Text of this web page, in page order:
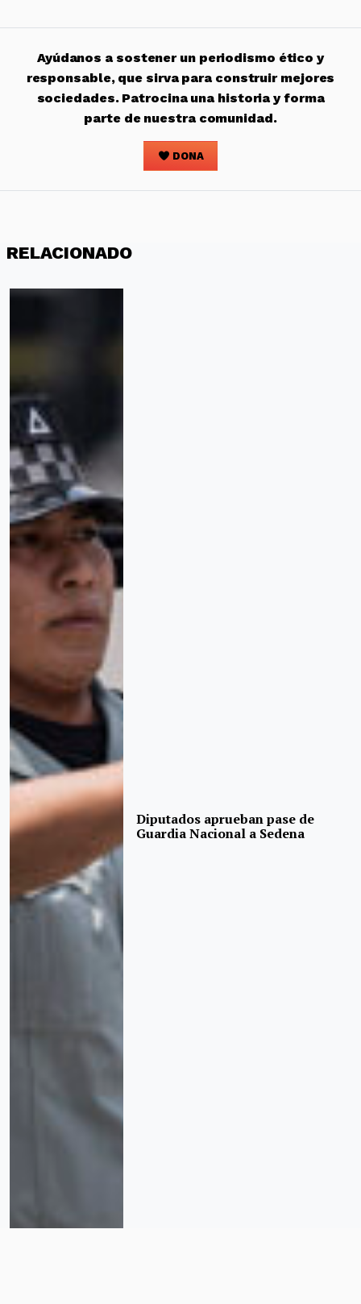
Ayúdanos a sostener un periodismo ético y
responsable, que sirva para construir mejores
sociedades. Patrocina una historia y forma
parte de nuestra comunidad.
DONA
RELACIONADO
Diputados aprueban pase de
Guardia Nacional a Sedena